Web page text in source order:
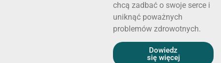
chcą zadbać o swoje serce i
uniknąć poważnych
problemów zdrowotnych.
Dowiedz
się więcej